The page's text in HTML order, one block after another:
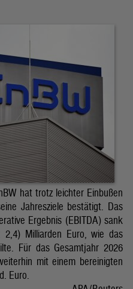
hat trotz leichter Einbußen
Jahresziele bestätigt. Das
Ergebnis (EBITDA) sank
Milliarden Euro, wie das
Für das Gesamtjahr 2026
mit einem bereinigten
Euro.